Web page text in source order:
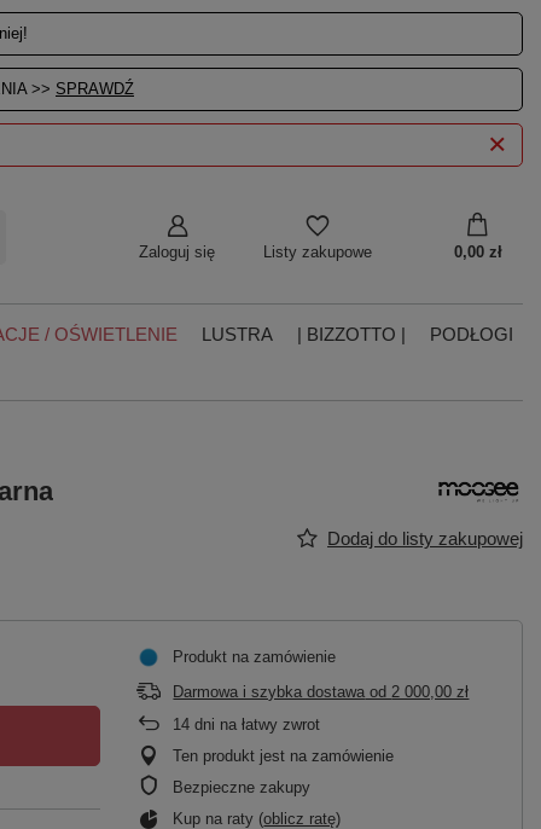
>> SPRAWDŹ
Zaloguj się Listy zakupowe 0,00 zł
/ OŚWIETLENIE LUSTRA | BIZZOTTO | PODŁOGI
Dodaj do listy zakupowej
Produkt na zamówienie
Darmowa i szybka dostawa od2 000,00 zł
14 dni na łatwy zwrot
Ten produkt jest na zamówienie
Bezpieczne zakupy
Kup na raty (oblicz ratę)